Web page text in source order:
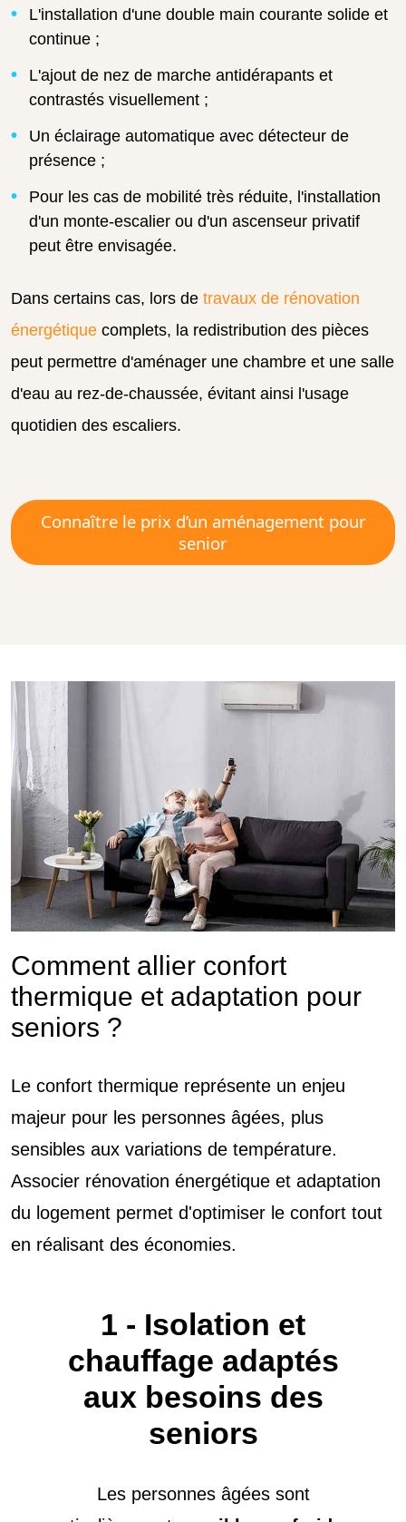
L'installation d'une double main courante solide et
continue ;
L'ajout de nez de marche antidérapants et
contrastés visuellement ;
Un éclairage automatique avec détecteur de
présence ;
Pour les cas de mobilité très réduite, l'installation
d'un monte-escalier ou d'un ascenseur privatif
peut être envisagée.
Dans certains cas, lors de travaux de rénovation
énergétique complets, la redistribution des pièces
peut permettre d'aménager une chambre et une salle
d'eau au rez-de-chaussée, évitant ainsi l'usage
quotidien des escaliers.
Connaître le prix d’un aménagement pour
senior
Comment allier confort
thermique et adaptation pour
seniors ?
Le confort thermique représente un enjeu
majeur pour les personnes âgées, plus
sensibles aux variations de température.
Associer rénovation énergétique et adaptation
du logement permet d'optimiser le confort tout
en réalisant des économies.
1 - Isolation et
chauffage adaptés
aux besoins des
seniors
Les personnes âgées sont